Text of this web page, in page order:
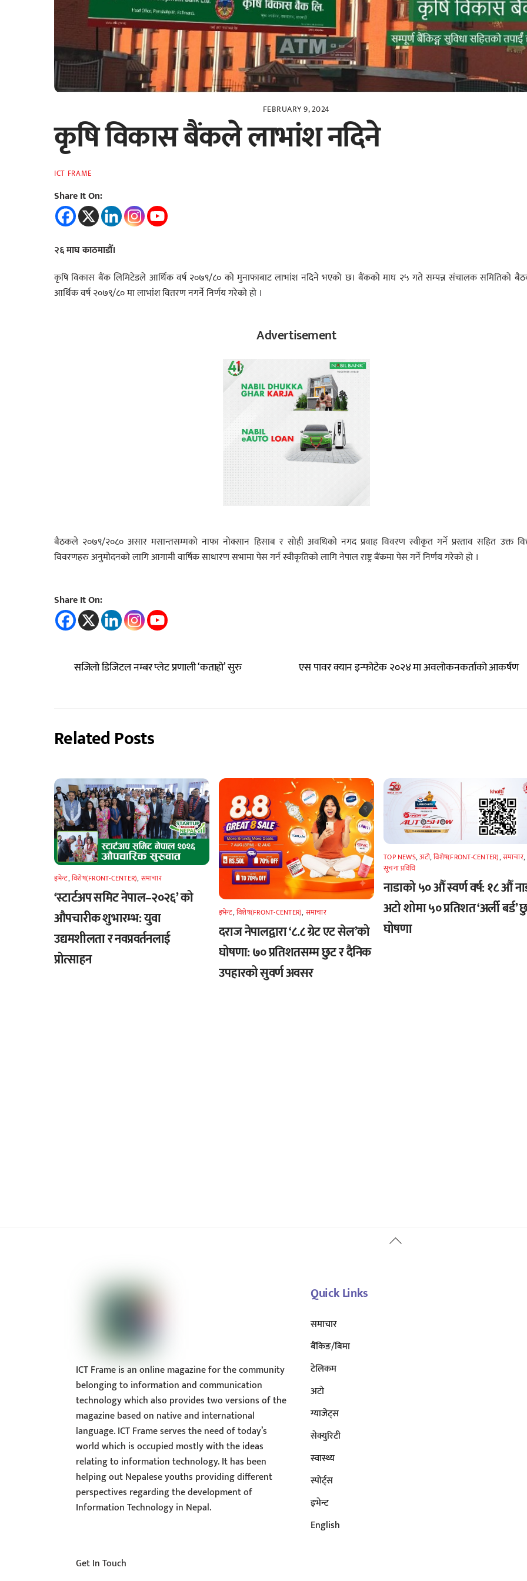
FEBRUARY 9, 2024
कृषि विकास बैंकले लाभांश नदिने
ICT FRAME
Share It On:
२६ माघ काठमाडौँ।
कृषि विकास बैंक लिमिटेडले आर्थिक वर्ष २०७९/८० को मुनाफाबाट लाभांश नदिने भएको छ। बैंकको माघ २५ गते सम्पन्न संचालक समितिको
आर्थिक वर्ष २०७९/८० मा लाभांश वितरण नगर्ने निर्णय गरेको हो ।
Advertisement
बैठकले २०७९/२०८० असार मसान्तसम्मको नाफा नोक्सान हिसाब र सोही अवधिको नगद प्रवाह विवरण स्वीकृत गर्ने प्रस्ताव सहित उक्त
विवरणहरु अनुमोदनको लागि आगामी वार्षिक साधारण सभामा पेस गर्न स्वीकृतिको लागि नेपाल राष्ट्र बैंकमा पेस गर्ने निर्णय गरेको हो ।
Share It On:
सजिलो डिजिटल नम्बर प्लेट प्रणाली ‘कताहो’ सुरु एस पावर क्यान इन्फोटेक २०२४ मा अवलोकनकर्ताको आकर्षण
Related Posts
इभेन्ट,विशेष(FRONT-CENTER), समाचार
‘स्टार्टअप समिट नेपाल–२०२६’ को
औपचारीक शुभारम्भ: युवा
उद्यमशीलता र नवप्रवर्तनलाई
प्रोत्साहन
इभेन्ट,विशेष(FRONT-CENTER), समाचार
दराज नेपालद्वारा ‘८.८ ग्रेट एट सेल’को
घोषणा: ७० प्रतिशतसम्म छुट र दैनिक
उपहारको सुवर्ण अवसर
TOP NEWS,अटाे,विशेष(FRONT-CENTER),समाचार,
सूचना प्रविधि
नाडाको ५० औँ स्वर्ण वर्ष: १८ औँ
अटो शोमा ५० प्रतिशत ‘अर्ली बर्ड’
घोषणा
Back
ICT Frame is an online magazine for the community
belonging to information and communication
technology which also provides two versions of the
magazine based on native and international
language. ICT Frame serves the need of today’s
world which is occupied mostly with the ideas
relating to information technology. It has been
helping out Nepalese youths providing different
perspectives regarding the development of
Information Technology in Nepal.
Quick Links
समाचार
बैंकिङ/बिमा
टेलिकम
अटाे
ग्याजेट्स
सेक्युरिटी
स्वास्थ्य
स्पोर्ट्स
इभेन्ट
English
Get In Touch